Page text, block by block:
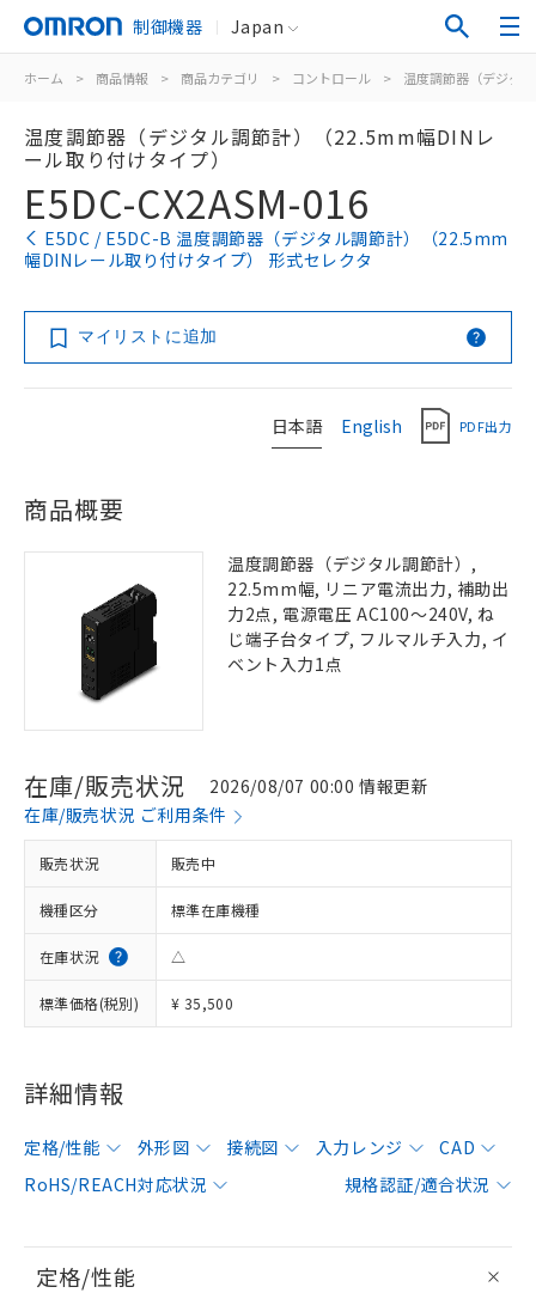
制御機器 Japan
ホーム > 商品情報 > 商品カテゴリ > コントロール > 温度調節器（デジタ
温度調節器（デジタル調節計）（22.5mm幅DINレ
ール取り付けタイプ）
E5DC-CX2ASM-016
E5DC / E5DC-B 温度調節器（デジタル調節計）（22.5mm
幅DINレール取り付けタイプ） 形式セレクタ
マイリストに追加
日本語 English PDF出力
商品概要
温度調節器（デジタル調節計）,
22.5mm幅, リニア電流出力, 補助出
力2点, 電源電圧 AC100～240V, ね
じ端子台タイプ, フルマルチ入力, イ
ベント入力1点
在庫/販売状況
2026/08/07 00:00 情報更新
在庫/販売状況 ご利用条件
販売状況 販売中
機種区分 標準在庫機種
在庫状況 △
標準価格(税別) ¥ 35,500
詳細情報
定格/性能 外形図 接続図 入力レンジ
CAD
RoHS/REACH対応状況
規格認証/適合状況
定格/性能